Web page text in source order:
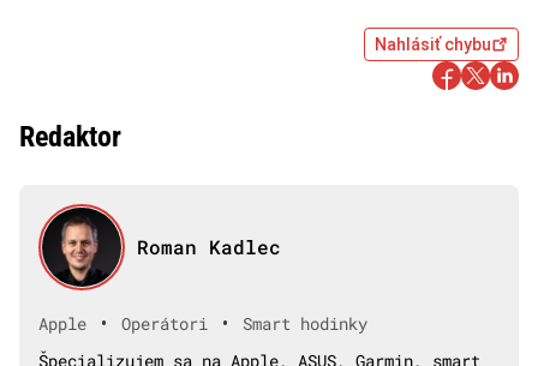
Nahlásiť chybu
Redaktor
Roman Kadlec
Apple • Operátori •
Smart hodinky
Špecializujem sa na Apple, ASUS, Garmin, smart